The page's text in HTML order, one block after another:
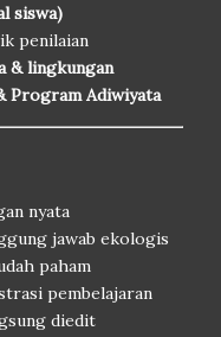
siswa)
penilaian
& lingkungan
Program Adiwiyata
nyata
jawab ekologis
paham
pembelajaran
diedit